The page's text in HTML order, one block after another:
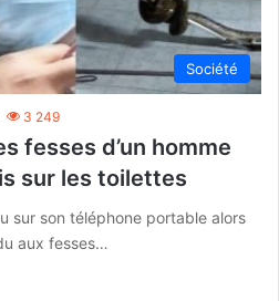
Société
3 249
fesses d’un homme
sur les toilettes
sur son téléphone portable alors
aux fesses…